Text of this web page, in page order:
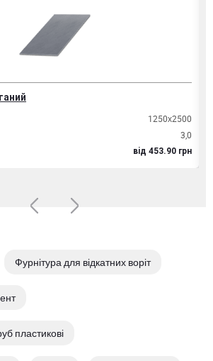
1250х2500
3,0
вiд 453.90 грн
Фурнітура для відкатних воріт
пластикові